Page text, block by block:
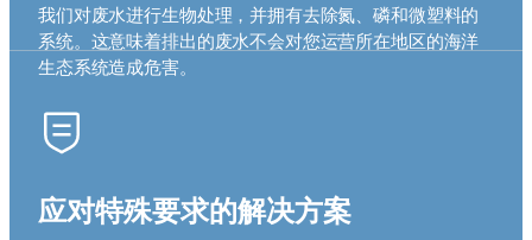
我们对废水进行生物处理，并拥有去除氮、磷和微塑料的
系统。这意味着排出的废水不会对您运营所在地区的海洋
生态系统造成危害。
应对特殊要求的解决方案